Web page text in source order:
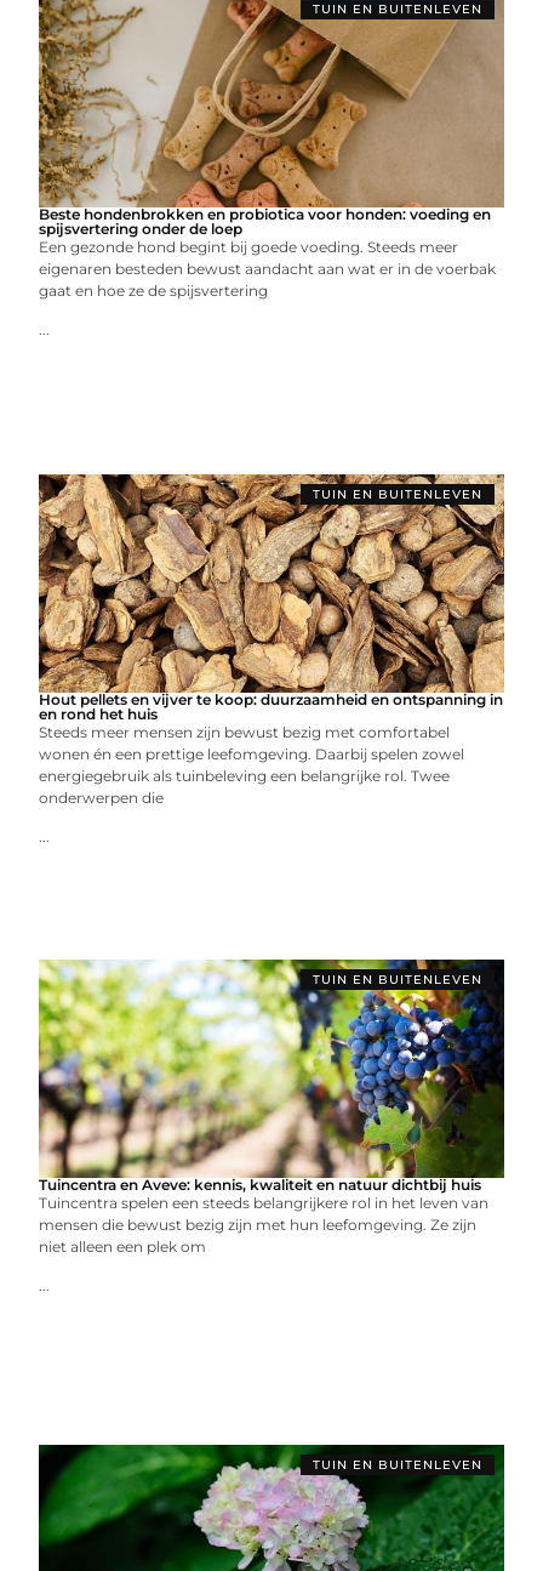
TUIN EN BUITENLEVEN
Beste hondenbrokken en probiotica voor honden: voeding en
spijsvertering onder de loep
Een gezonde hond begint bij goede voeding. Steeds meer
eigenaren besteden bewust aandacht aan wat er in de voerbak
gaat en hoe ze de spijsvertering
...
TUIN EN BUITENLEVEN
Hout pellets en vijver te koop: duurzaamheid en ontspanning in
en rond het huis
Steeds meer mensen zijn bewust bezig met comfortabel
wonen én een prettige leefomgeving. Daarbij spelen zowel
energiegebruik als tuinbeleving een belangrijke rol. Twee
onderwerpen die
...
TUIN EN BUITENLEVEN
Tuincentra en Aveve: kennis, kwaliteit en natuur dichtbij huis
Tuincentra spelen een steeds belangrijkere rol in het leven van
mensen die bewust bezig zijn met hun leefomgeving. Ze zijn
niet alleen een plek om
...
TUIN EN BUITENLEVEN